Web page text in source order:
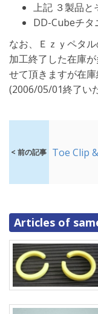
上記 ３製品と
DD-Cubeチタ
なお、Ｅｚｙペタ
加工終了した在庫
せて頂きますが在庫
(2006/05/01終了い
< 前の記事 Toe Clip
Articles of